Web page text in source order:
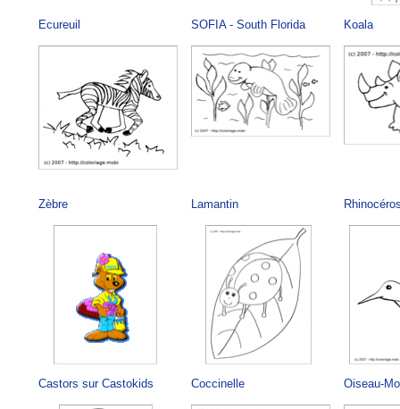
Ecureuil SOFIA - South Florida Koala
Zèbre Lamantin
Castors sur Castokids Coccinelle Oiseau-